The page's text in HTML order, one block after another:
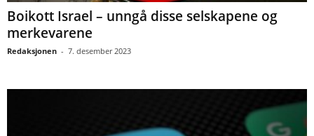
Boikott Israel – unngå disse selskapene og
merkevarene
Redaksjonen - 7. desember 2023